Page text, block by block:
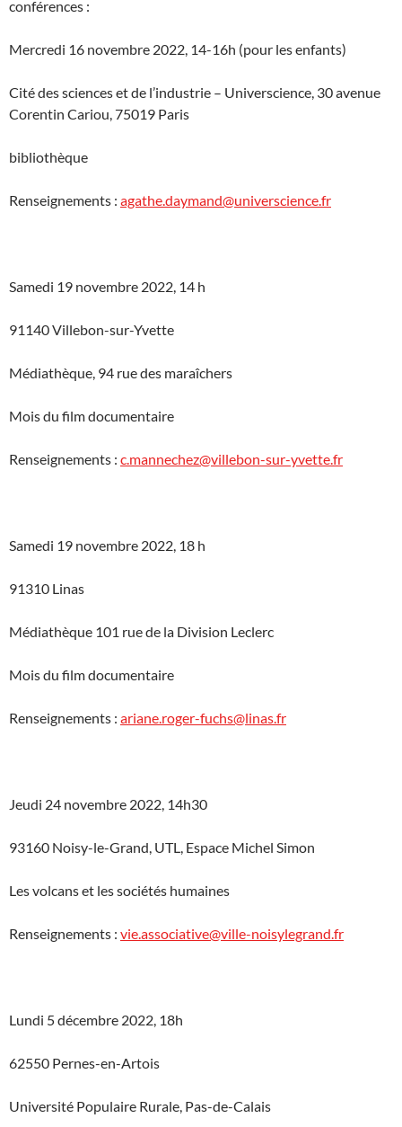
conférences :
Mercredi 16 novembre 2022, 14-16h (pour les enfants)
Cité des sciences et de l’industrie – Universcience, 30 avenue
Corentin Cariou, 75019 Paris
bibliothèque
Renseignements : agathe.daymand@universcience.fr
Samedi 19 novembre 2022, 14 h
91140 Villebon-sur-Yvette
Médiathèque, 94 rue des maraîchers
Mois du film documentaire
Renseignements : c.mannechez@villebon-sur-yvette.fr
Samedi 19 novembre 2022, 18 h
91310 Linas
Médiathèque 101 rue de la Division Leclerc
Mois du film documentaire
Renseignements : ariane.roger-fuchs@linas.fr
Jeudi 24 novembre 2022, 14h30
93160 Noisy-le-Grand, UTL, Espace Michel Simon
Les volcans et les sociétés humaines
Renseignements : vie.associative@ville-noisylegrand.fr
Lundi 5 décembre 2022, 18h
62550 Pernes-en-Artois
Université Populaire Rurale, Pas-de-Calais